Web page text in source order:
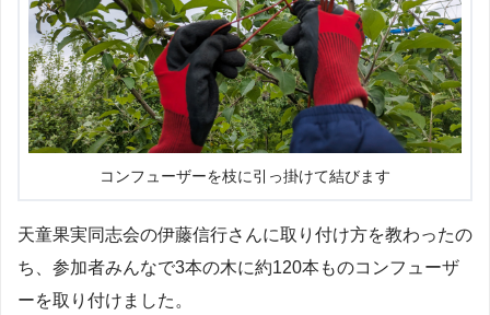
コンフューザーを枝に引っ掛けて結びます
天童果実同志会の伊藤信行さんに取り付け方を教わったの
ち、参加者みんなで3本の木に約120本ものコンフューザ
ーを取り付けました。